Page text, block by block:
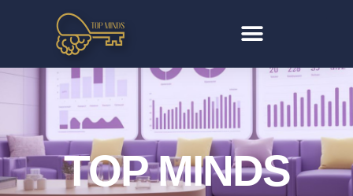
TOP MINDS